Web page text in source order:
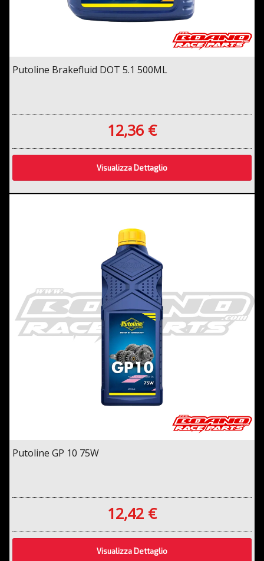
Putoline Brakefluid DOT 5.1 500ML
12,36 €
Visualizza Dettaglio
Putoline GP 10 75W
12,42 €
Visualizza Dettaglio